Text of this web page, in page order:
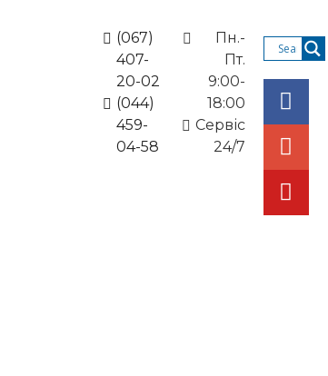
(067)
407-
20-02
(044)
459-
04-58
Пн.-
Пт.
9:00-
18:00
Cервіс
24/7